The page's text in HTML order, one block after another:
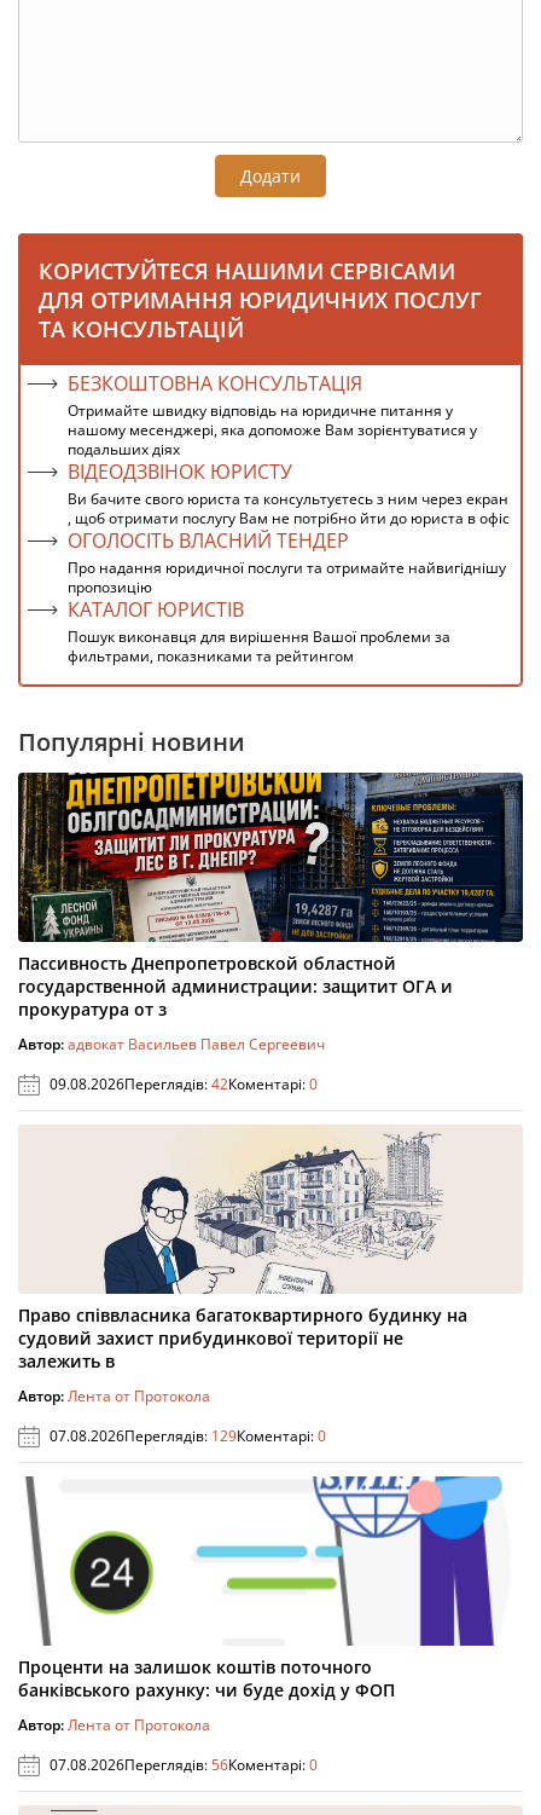
Додати
КОРИСТУЙТЕСЯ НАШИМИ СЕРВІСАМИ
ДЛЯ ОТРИМАННЯ ЮРИДИЧНИХ ПОСЛУГ
ТА КОНСУЛЬТАЦІЙ
БЕЗКОШТОВНА КОНСУЛЬТАЦІЯ
Отримайте швидку відповідь на юридичне питання у
нашому месенджері, яка допоможе Вам зорієнтуватися у
подальших діях
ВІДЕОДЗВІНОК ЮРИСТУ
Ви бачите свого юриста та консультуєтесь з ним через екран
, щоб отримати послугу Вам не потрібно йти до юриста в офіс
ОГОЛОСІТЬ ВЛАСНИЙ ТЕНДЕР
Про надання юридичної послуги та отримайте найвигіднішу
пропозицію
КАТАЛОГ ЮРИСТІВ
Пошук виконавця для вирішення Вашої проблеми за
фильтрами, показниками та рейтингом
Популярні новини
Пассивность Днепропетровской областной
государственной администрации: защитит ОГА и
прокуратура от з
Автор:адвокат Васильев Павел Сергеевич
09.08.2026Переглядів:42Коментарі:0
Право співвласника багатоквартирного будинку на
судовий захист прибудинкової території не
залежить в
Автор:Лента от Протокола
07.08.2026Переглядів: 129Коментарі:0
Проценти на залишок коштів поточного
банківського рахунку: чи буде дохід у ФОП
Автор:Лента от Протокола
07.08.2026Переглядів:56Коментарі:0